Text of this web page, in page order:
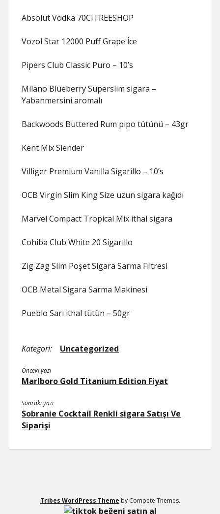
Absolut Vodka 70Cl FREESHOP
Vozol Star 12000 Puff Grape İce
Pipers Club Classic Puro – 10’s
Milano Blueberry Süperslim sigara –
Yabanmersini aromalı
Backwoods Buttered Rum pipo tütünü – 43gr
Kent Mix Slender
Villiger Premium Vanilla Sigarillo – 10’s
OCB Virgin Slim King Size uzun sigara kağıdı
Marvel Compact Tropical Mix ithal sigara
Cohiba Club White 20 Sigarillo
Zig Zag Slim Poşet Sigara Sarma Filtresi
OCB Metal Sigara Sarma Makinesi
Pueblo Sarı ithal tütün – 50gr
Kategori: Uncategorized
Önceki yazı
Marlboro Gold Titanium Edition Fiyat
Sonraki yazı
Sobranie Cocktail Renkli sigara Satışı Ve
Siparişi
Tribes WordPress Theme by Compete Themes.